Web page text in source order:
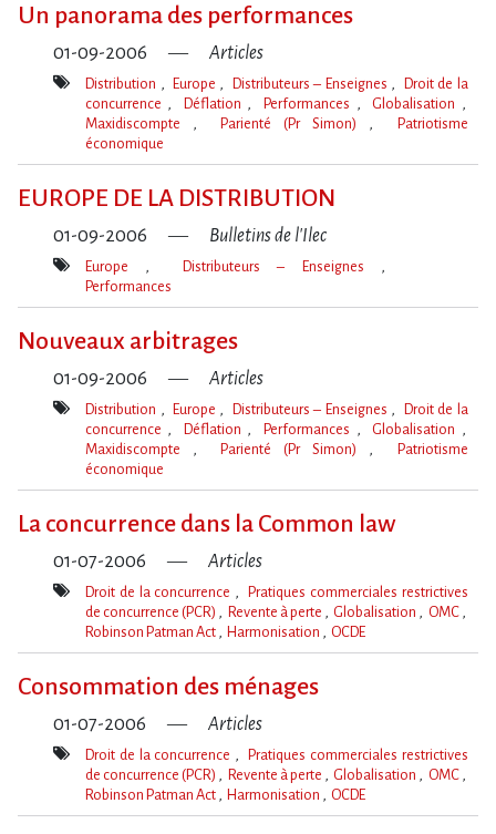
Un panorama des performances
01-09-2006 Articles
Mot(s)-
Distribution Europe Distributeurs – Enseignes
Droit de la
concurrence
Déflation Performances
Globalisation
Maxidiscompte
Parienté (Pr Simon)
Patriotisme
économique
EUROPE DE LA DISTRIBUTION
01-09-2006 Bulletins de l'Ilec
Mot(s)-
Europe
Distributeurs – Enseignes
Performances
Nouveaux arbitrages
01-09-2006 Articles
Mot(s)-
Distribution Europe Distributeurs – Enseignes
Droit de la
concurrence
Déflation Performances
Globalisation
Maxidiscompte
Parienté (Pr Simon)
Patriotisme
économique
La concurrence dans la Common law
01-07-2006 Articles
Mot(s)-
Droit de la concurrence
Pratiques commerciales restrictives
de concurrence (PCR)
Revente à perte Globalisation
OMC
Robinson Patman Act
Harmonisation OCDE
Consommation des ménages
01-07-2006 Articles
Mot(s)-
Droit de la concurrence
Pratiques commerciales restrictives
de concurrence (PCR)
Revente à perte Globalisation
OMC
Robinson Patman Act
Harmonisation OCDE